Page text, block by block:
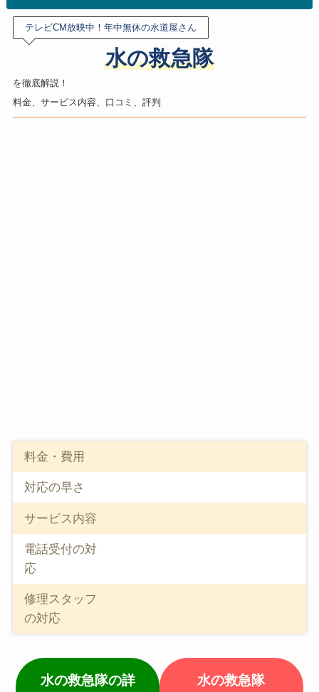
テレビCM放映中！年中無休の水道屋さん
水の救急隊
を徹底解説！
料金、サービス内容、口コミ、評判
料金・費用
対応の早さ
サービス内容
電話受付の対
応
修理スタッフ
の対応
水の救急隊の詳
水の救急隊